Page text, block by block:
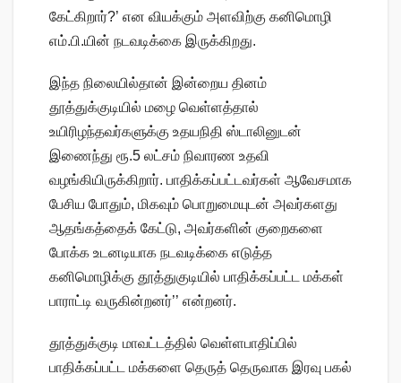
கேட்கிறார்?’ என வியக்கும் அளவிற்கு கனிமொழி
எம்.பி.யின் நடவடிக்கை இருக்கிறது.
இந்த நிலையில்தான் இன்றைய தினம்
தூத்துக்குடியில் மழை வெள்ளத்தால்
உயிரிழந்தவர்களுக்கு உதயநிதி ஸ்டாலினுடன்
இணைந்து ரூ.5 லட்சம் நிவாரண உதவி
வழங்கியிருக்கிறார். பாதிக்கப்பட்டவர்கள் ஆவேசமாக
பேசிய போதும், மிகவும் பொறுமையுடன் அவர்களது
ஆதங்கத்தைக் கேட்டு, அவர்களின் குறைகளை
போக்க உடனடியாக நடவடிக்கை எடுத்த
கனிமொழிக்கு தூத்துகுடியில் பாதிக்கப்பட்ட மக்கள்
பாராட்டி வருகின்றனர்’’ என்றனர்.
தூத்துக்குடி மாவட்டத்தில் வெள்ளபாதிப்பில்
பாதிக்கப்பட்ட மக்களை தெருத் தெருவாக இரவு பகல்